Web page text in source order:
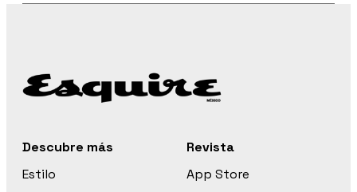
Descubre más
Estilo
Revista
App Store